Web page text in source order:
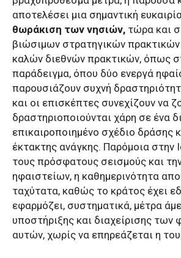
αποτελέσει μια σημαντική
θωράκιση των νησιών, τώρα και
βιώσιμων στρατηγικών πρακτικών
καλών διεθνών πρακτικών, όπως
παράδειγμα, όπου δύο ενεργά
παρουσιάζουν συχνή
και οι επισκέπτες συνεχίζουν να
δραστηριοποιούνται χάρη σε ένα
επικαιροποιημένο σχέδιο δράσης
έκτακτης ανάγκης. Παρόμοια στην
τους πρόσφατους σεισμούς και
ηφαιστείων, η καθημερινότητα
ταχύτατα, καθώς το κράτος έχει
εφαρμόζει, συστηματικά, μέτρα
υποστήριξης και διαχείρισης των
αυτών, χωρίς να επηρεάζεται η